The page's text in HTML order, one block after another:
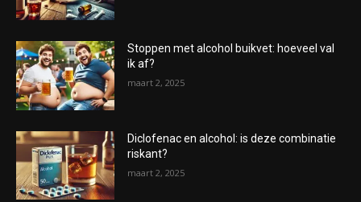
Stoppen met alcohol buikvet: hoeveel val
ik af?
maart 2, 2025
Diclofenac en alcohol: is deze combinatie
riskant?
maart 2, 2025